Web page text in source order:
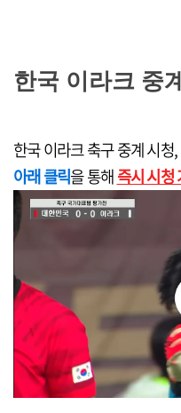
한국 이라크 중
한국 이라크 축구 중계 시청,
아래 클릭을 통해즉시 시청